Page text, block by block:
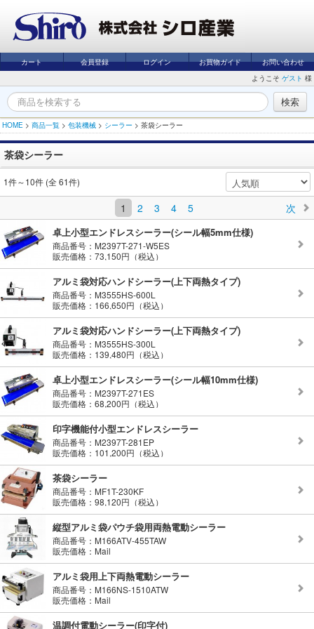
カート 会員登録 ログイン お買物ガイド
お問い合わせ
ようこそ ゲスト 様
HOME > 商品一覧 > 包装機械 > シーラー > 茶袋シーラー
茶袋シーラー
1件～10件 (全 61件)
1 2 3 4 5 次
卓上小型エンドレスシーラー(シール幅5mm仕様)
商品番号：M2397T-271-W5ES
販売価格：73,150円（税込）
アルミ袋対応ハンドシーラー(上下両熱タイプ)
商品番号：M3555HS-600L
販売価格：166,650円（税込）
アルミ袋対応ハンドシーラー(上下両熱タイプ)
商品番号：M3555HS-300L
販売価格：139,480円（税込）
卓上小型エンドレスシーラー(シール幅10mm仕様)
商品番号：M2397T-271ES
販売価格：68,200円（税込）
印字機能付小型エンドレスシーラー
商品番号：M2397T-281EP
販売価格：101,200円（税込）
茶袋シーラー
商品番号：MF1T-230KF
販売価格：98,120円（税込）
縦型アルミ袋パウチ袋用両熱電動シーラー
商品番号：M166ATV-455TAW
販売価格：Mail
アルミ袋用上下両熱電動シーラー
商品番号：M166NS-1510ATW
販売価格：Mail
温調付電動シーラー(印字付)